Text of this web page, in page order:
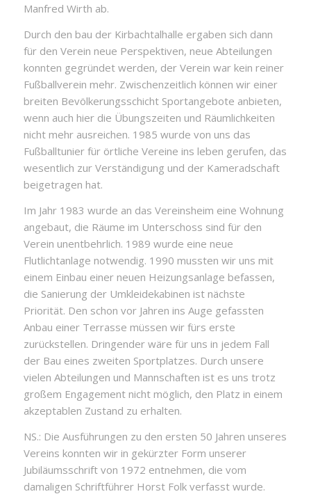
Manfred Wirth ab.
Durch den bau der Kirbachtalhalle ergaben sich dann
für den Verein neue Perspektiven, neue Abteilungen
konnten gegründet werden, der Verein war kein reiner
Fußballverein mehr. Zwischenzeitlich können wir einer
breiten Bevölkerungsschicht Sportangebote anbieten,
wenn auch hier die Übungszeiten und Räumlichkeiten
nicht mehr ausreichen. 1985 wurde von uns das
Fußballtunier für örtliche Vereine ins leben gerufen, das
wesentlich zur Verständigung und der Kameradschaft
beigetragen hat.
Im Jahr 1983 wurde an das Vereinsheim eine Wohnung
angebaut, die Räume im Unterschoss sind für den
Verein unentbehrlich. 1989 wurde eine neue
Flutlichtanlage notwendig. 1990 mussten wir uns mit
einem Einbau einer neuen Heizungsanlage befassen,
die Sanierung der Umkleidekabinen ist nächste
Priorität. Den schon vor Jahren ins Auge gefassten
Anbau einer Terrasse müssen wir fürs erste
zurückstellen. Dringender wäre für uns in jedem Fall
der Bau eines zweiten Sportplatzes. Durch unsere
vielen Abteilungen und Mannschaften ist es uns trotz
großem Engagement nicht möglich, den Platz in einem
akzeptablen Zustand zu erhalten.
NS.: Die Ausführungen zu den ersten 50 Jahren unseres
Vereins konnten wir in gekürzter Form unserer
Jubiläumsschrift von 1972 entnehmen, die vom
damaligen Schriftführer Horst Folk verfasst wurde.